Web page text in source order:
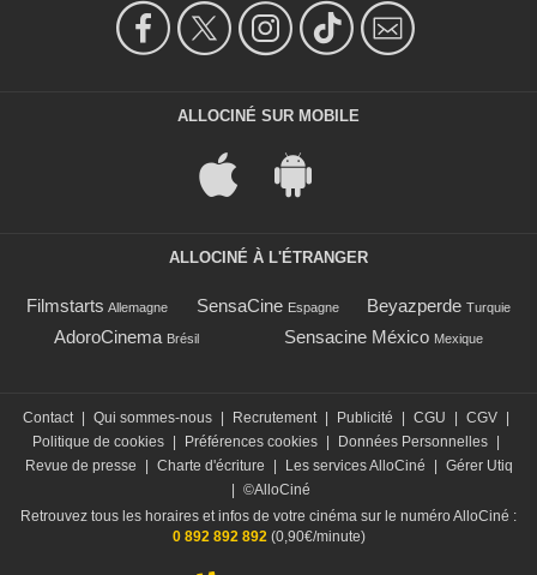
ALLOCINÉ SUR MOBILE
ALLOCINÉ À L'ÉTRANGER
Filmstarts Allemagne SensaCine Espagne Beyazperde Turquie
AdoroCinema Brésil Sensacine México Mexique
Contact Qui sommes-nous Recrutement Publicité CGU CGV
Politique de cookies
Préférences cookies Données Personnelles
Revue de presse
Charte d'écriture Les services AlloCiné
Gérer Utiq
©AlloCiné
Retrouvez tous les horaires et infos de votre cinéma sur le numéro AlloCiné :
0 892 892 892(0,90€/minute)